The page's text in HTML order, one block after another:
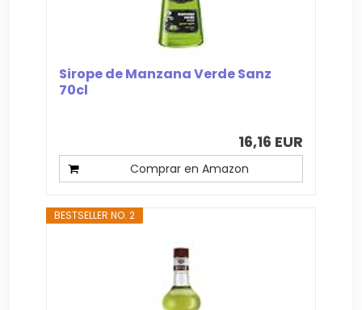
Sirope de Manzana Verde Sanz
70cl
16,16 EUR
Comprar en Amazon
BESTSELLER NO. 2